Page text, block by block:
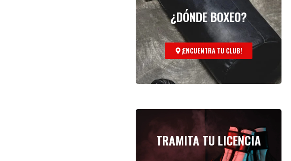
¿DÓNDE BOXEO?
¡ENCUENTRA TU CLUB!
TRAMITA TU LICENCIA